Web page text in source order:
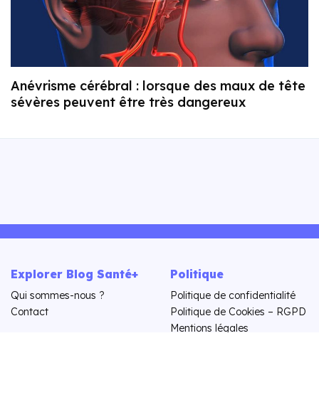
Anévrisme cérébral : lorsque des maux de tête
sévères peuvent être très dangereux
Explorer Blog Santé+
Qui sommes-nous ?
Contact
Politique
Politique de confidentialité
Politique de Cookies – RGPD
Mentions légales